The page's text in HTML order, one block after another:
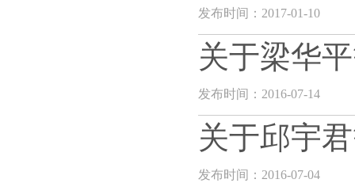
发布时间：2017-01-10
关于梁华
发布时间：2016-07-14
关于邱宇
发布时间：2016-07-04